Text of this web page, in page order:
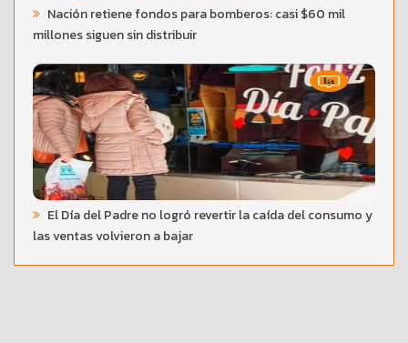
Nación retiene fondos para bomberos: casi $60 mil
millones siguen sin distribuir
El Día del Padre no logró revertir la caída del consumo y
las ventas volvieron a bajar